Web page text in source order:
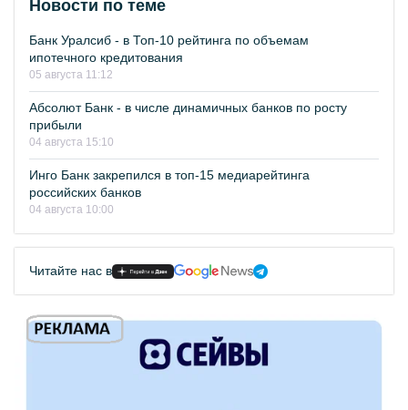
Новости по теме
Банк Уралсиб - в Топ-10 рейтинга по объемам
ипотечного кредитования
05 августа 11:12
Абсолют Банк - в числе динамичных банков по росту
прибыли
04 августа 15:10
Инго Банк закрепился в топ-15 медиарейтинга
российских банков
04 августа 10:00
Читайте нас в